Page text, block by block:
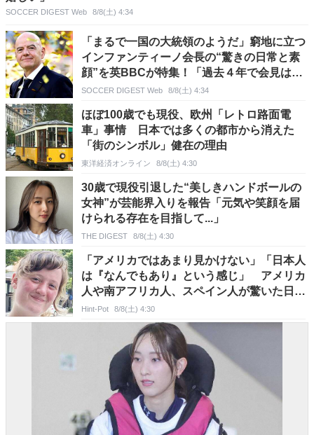
SOCCER DIGEST Web 8/8(土) 4:34
「まるで一国の大統領のようだ」窮地に立つ
インファンティーノ会長の“驚きの日常と素
顔”を英BBCが特集！「過去４年で会見は２
回」「年収は８億円に達した」
SOCCER DIGEST Web 8/8(土) 4:34
ほぼ100歳でも現役、欧州「レトロ路面電
車」事情 日本では多くの都市から消えた
「街のシンボル」健在の理由
東洋経済オンライン 8/8(土) 4:30
30歳で現役引退した“美しきハンドボールの
女神”が芸能界入りを報告「元気や笑顔を届
けられる存在を目指して...」
THE DIGEST 8/8(土) 4:30
「アメリカではあまり見かけない」「日本人
は『なんでもあり』という感じ」 アメリカ
人や南アフリカ人、スペイン人が驚いた日本
人のファッションとは
Hint-Pot 8/8(土) 4:30